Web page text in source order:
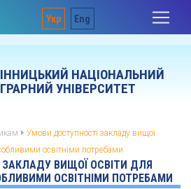
Укр Eng
НАЦІОНАЛЬНИЙ
УНІВЕРСИТЕТ
Умови доступності закладу вищої
освітніми потребами
ВИЩОЇ ОСВІТИ ДЛЯ
ОСВІТНІМИ ПОТРЕБАМИ